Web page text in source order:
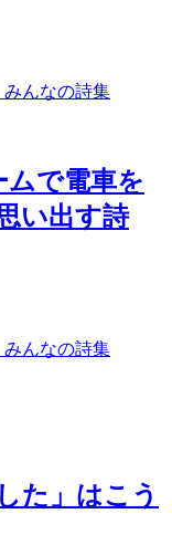
んなの詩集
ムで電車を
い出す詩
んなの詩集
た」はこう